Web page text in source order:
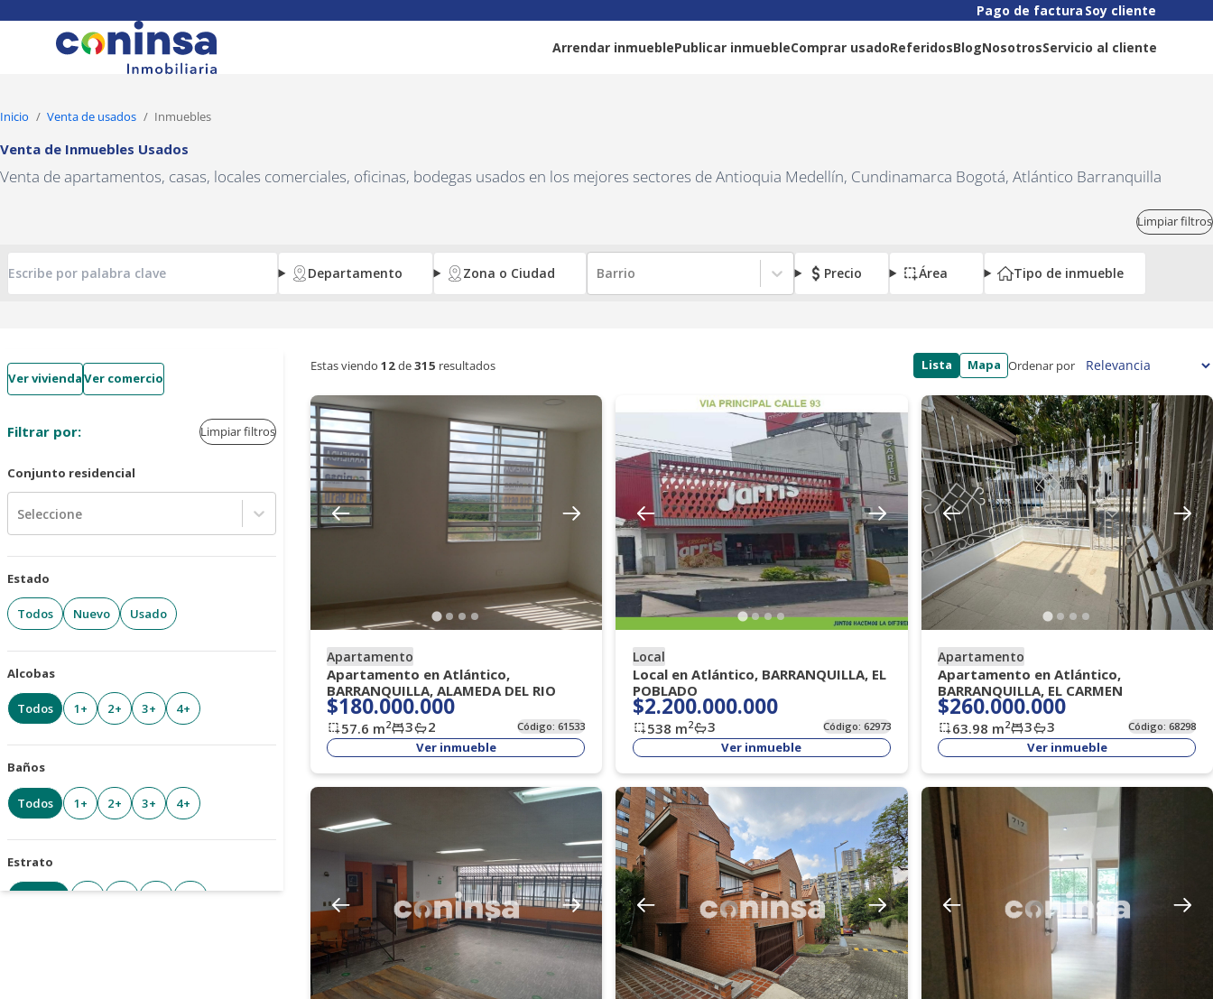
Pago de factura Soy cliente
Arrendar inmueblePublicar inmuebleComprar usadoReferidosBlogNosotrosServicio al cliente
Inicio Venta de usados Inmuebles
Venta de Inmuebles Usados
Venta de apartamentos, casas, locales comerciales, oficinas, bodegas usados en los mejores sectores de Antioquia Medellín, Cundinamarca Bogotá, Atlántico Barranquilla
Limpiar filtros
Departamento Zona o Ciudad Barrio Precio Área Tipo de inmueble
Ver viviendaVer comercio
Filtrar por: Limpiar filtros
Conjunto residencial
Seleccione
Estado
Todos Nuevo Usado
Alcobas
Todos 1+ 2+ 3+ 4+
Baños
Todos 1+ 2+ 3+ 4+
Estrato
Estas viendo 12de315 resultados Lista Mapa Ordenar por
Apartamento
Apartamento en Atlántico,
BARRANQUILLA, ALAMEDA DEL RIO
$180.000.000
57.6 m2 3 2 Código:61533
Ver inmueble
Local
Local en Atlántico, BARRANQUILLA, EL
POBLADO
$2.200.000.000
538 m2 3 Código: 62973
Ver inmueble
Apartamento
Apartamento en Atlántico,
BARRANQUILLA, EL CARMEN
$260.000.000
63.98 m2 3 3 Código:68298
Ver inmueble